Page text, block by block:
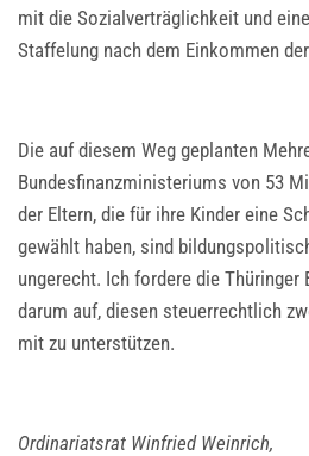
mit die Sozialverträglichkeit und
Staffelung nach dem Einkommen
Die auf diesem Weg geplanten
Bundesfinanzministeriums von 53
der Eltern, die für ihre Kinder eine
gewählt haben, sind
ungerecht. Ich fordere die Thüringer
darum auf, diesen steuerrechtlich
mit zu unterstützen.
Ordinariatsrat Winfried Weinrich,